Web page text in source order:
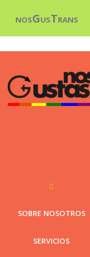
nosGusTrans
SOBRE NOSOTROS
SERVICIOS